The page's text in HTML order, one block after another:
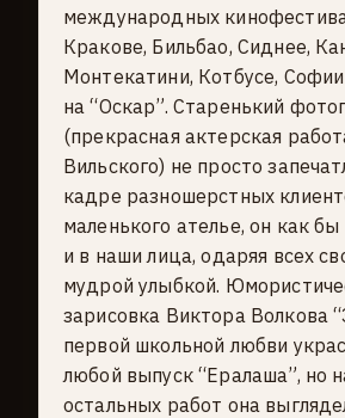
международных
Кракове, Бильбао, Сиднее,
Монтекатини, Котбусе,
на “Оскар”. Старенький
(прекрасная актерская
Вильского) не просто
кадре разношерстных
маленького ателье, он как бы
и в наши лица, одаряя всех
мудрой улыбкой.
зарисовка Виктора Волкова
первой школьной любви
любой выпуск “Ералаша”, но
остальных работ она